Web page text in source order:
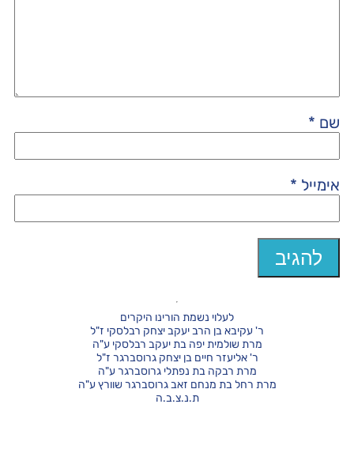
שם *
אימייל *
לעלוי נשמת הורינו היקרים
ר' עקיבא בן הרב יעקב יצחק רבלסקי ז"ל
מרת שולמית יפה בת יעקב רבלסקי ע"ה
ר' אליעזר חיים בן יצחק גרוסברגר ז"ל
מרת רבקה בת נפתלי גרוסברגר ע"ה
מרת רחל בת מנחם זאב גרוסברגר שוורץ ע"ה
ת.נ.צ.ב.ה